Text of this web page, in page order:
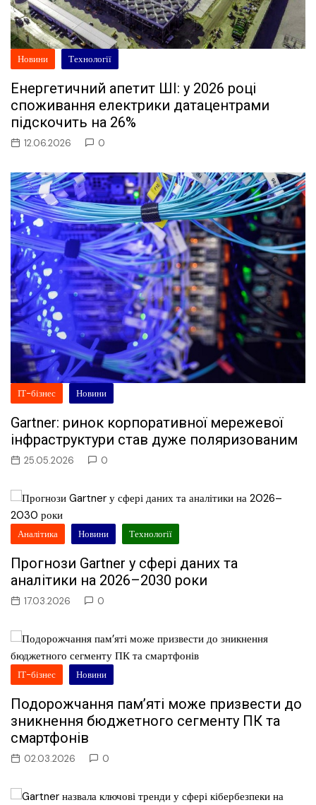
Новини Технології
Енергетичний апетит ШІ: у 2026 році
споживання електрики датацентрами
підскочить на 26%
12.06.2026 0
ІТ-бізнес Новини
Gartner: ринок корпоративної мережевої
інфраструктури став дуже поляризованим
25.05.2026 0
Аналітика Новини Технології
Прогнози Gartner у сфері даних та
аналітики на 2026–2030 роки
17.03.2026 0
ІТ-бізнес Новини
Подорожчання пам’яті може призвести до
зникнення бюджетного сегменту ПК та
смартфонів
02.03.2026 0